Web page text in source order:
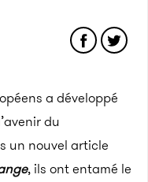
a développé
du
un nouvel article
, ils ont entamé le